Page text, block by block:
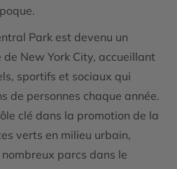
Park est devenu un
New York City, accueillant
sportifs et sociaux qui
de personnes chaque année.
clé dans la promotion de la
verts en milieu urbain,
parcs dans le